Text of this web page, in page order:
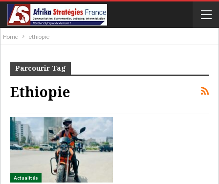
Home ethiopie
Parcourir Tag
Ethiopie
Actualités